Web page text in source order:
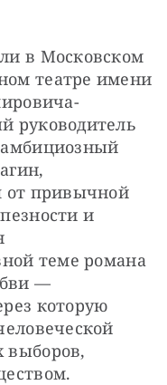
в Московском
театре имени
руководитель
от привычной
и
теме романа
—
которую
выборов,